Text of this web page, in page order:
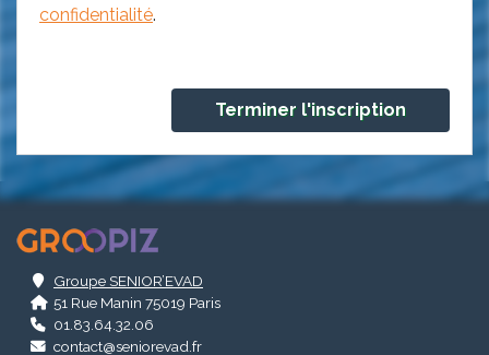
confidentialité.
Groupe SENIOR’EVAD
51 Rue Manin 75019 Paris
01.83.64.32.06
contact@seniorevad.fr